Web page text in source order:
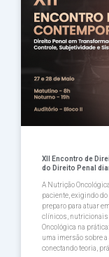
XII Encontro de
do Direito Penal
A Nutrição
paciente, exigindo
preparo para atuar
clínicos, nutricionais
Oncológica na
uma imersão sobre
conectando teoria,